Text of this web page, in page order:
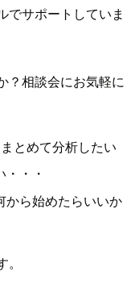
でサポートしていま
？相談会にお気軽に
とめて分析したい
・・
から始めたらいいか